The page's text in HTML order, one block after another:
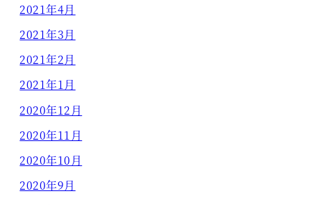
2021年4月
2021年3月
2021年2月
2021年1月
2020年12月
2020年11月
2020年10月
2020年9月